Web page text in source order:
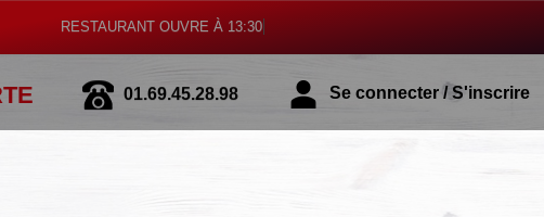
RESTAURANT OUV
01.69.45.28.98 Se connecter / S'inscrire